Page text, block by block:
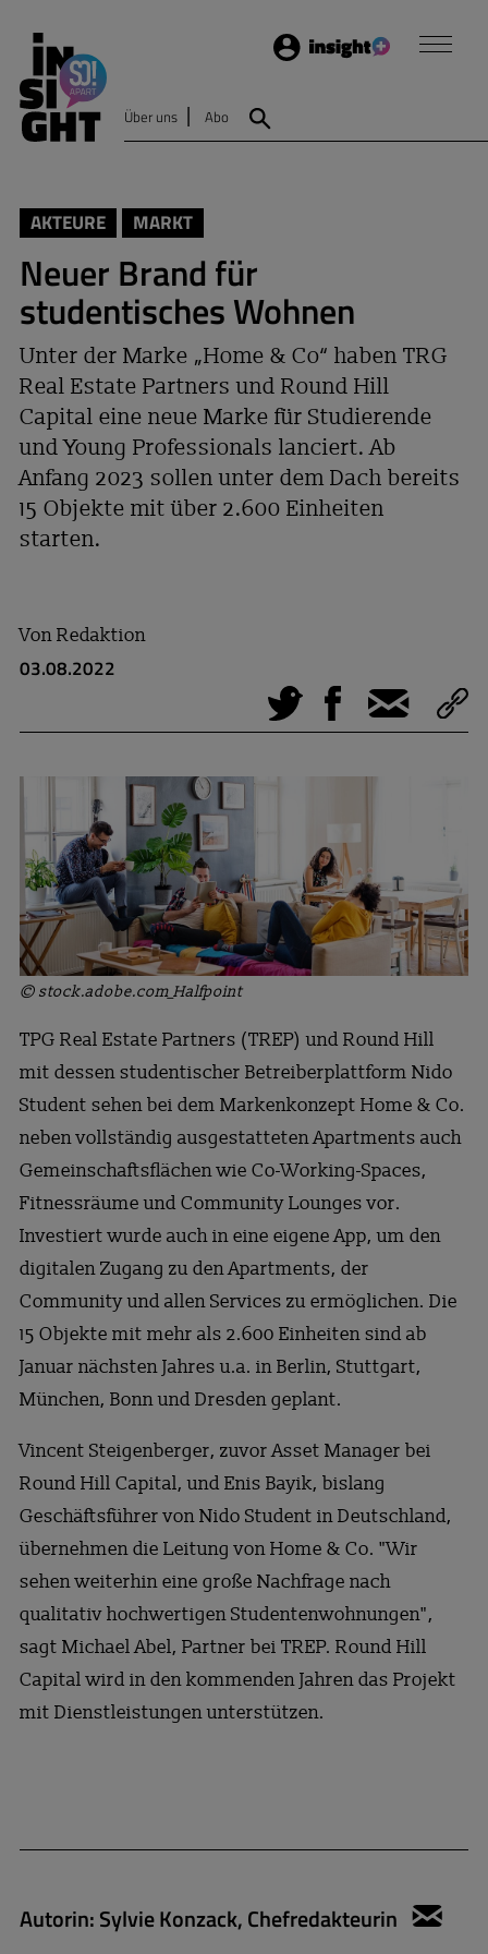
Login
Über uns Abo
AKTEURE MARKT
Neuer Brand für
studentisches Wohnen
Unter der Marke „Home & Co“ haben TRG
Real Estate Partners und Round Hill
Capital eine neue Marke für Studierende
und Young Professionals lanciert. Ab
Anfang 2023 sollen unter dem Dach bereits
15 Objekte mit über 2.600 Einheiten
starten.
VonRedaktion
03.08.2022
Tweet Facebook
E-Mail
© stock.adobe.com_Halfpoint
TPG Real Estate Partners (TREP) und Round Hill
mit dessen studentischer Betreiberplattform Nido
Student sehen bei dem Markenkonzept Home & Co.
neben vollständig ausgestatteten Apartments auch
Gemeinschaftsflächen wie Co-Working-Spaces,
Fitnessräume und Community Lounges vor.
Investiert wurde auch in eine eigene App, um den
digitalen Zugang zu den Apartments, der
Community und allen Services zu ermöglichen. Die
15 Objekte mit mehr als 2.600 Einheiten sind ab
Januar nächsten Jahres u.a. in Berlin, Stuttgart,
München, Bonn und Dresden geplant.
Vincent Steigenberger, zuvor Asset Manager bei
Round Hill Capital, und Enis Bayik, bislang
Geschäftsführer von Nido Student in Deutschland,
übernehmen die Leitung von Home & Co. "Wir
sehen weiterhin eine große Nachfrage nach
qualitativ hochwertigen Studentenwohnungen",
sagt Michael Abel, Partner bei TREP. Round Hill
Capital wird in den kommenden Jahren das Projekt
mit Dienstleistungen unterstützen.
Autorin:Sylvie Konzack, Chefredakteurin